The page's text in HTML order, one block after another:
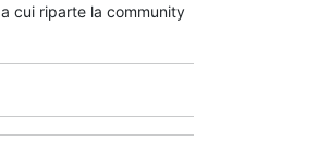
cui riparte la community